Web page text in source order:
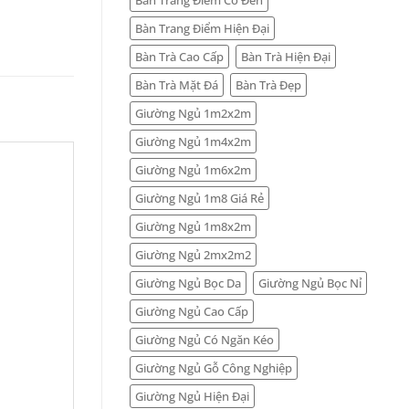
Bàn Trang Điểm Hiện Đại
Bàn Trà Cao Cấp
Bàn Trà Hiện Đại
Bàn Trà Mặt Đá
Bàn Trà Đẹp
Giường Ngủ 1m2x2m
Giường Ngủ 1m4x2m
Giường Ngủ 1m6x2m
Giường Ngủ 1m8 Giá Rẻ
Giường Ngủ 1m8x2m
Giường Ngủ 2mx2m2
Giường Ngủ Bọc Da
Giường Ngủ Bọc Nỉ
Giường Ngủ Cao Cấp
Giường Ngủ Có Ngăn Kéo
Giường Ngủ Gỗ Công Nghiệp
Giường Ngủ Hiện Đại